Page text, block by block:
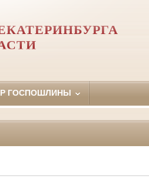
ГОСПОШЛИНЫ